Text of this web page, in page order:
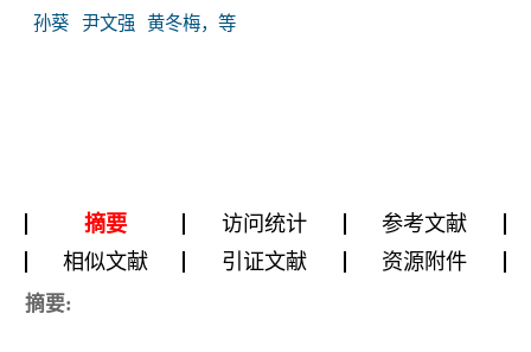
孙葵
尹文强 黄冬梅，等
摘要 访问统计
参考文献
相似文献
引证文献 资源附件
摘要: